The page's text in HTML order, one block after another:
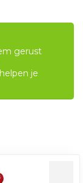
gerust
je